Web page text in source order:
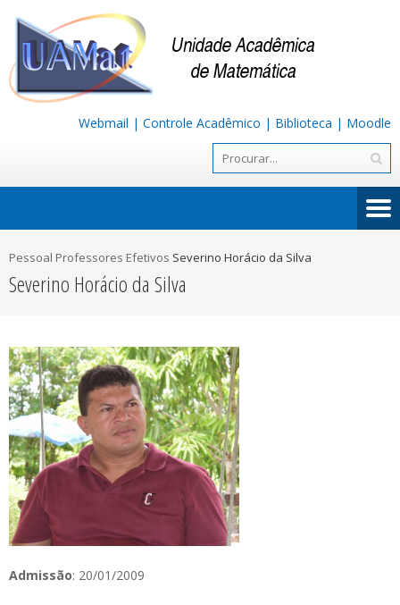
Webmail | Controle Acadêmico | Biblioteca | Moodle
Pessoal Professores Efetivos Severino Horácio da Silva
Severino Horácio da Silva
Admissão: 20/01/2009